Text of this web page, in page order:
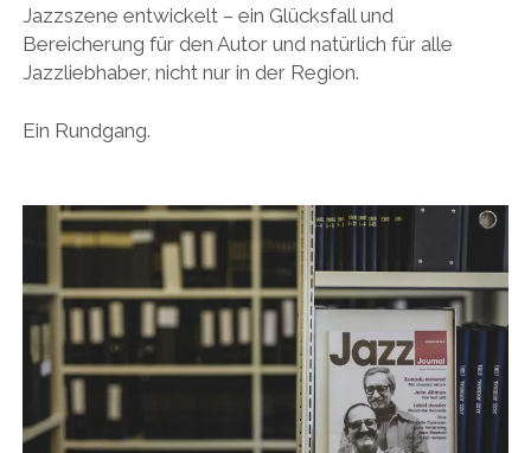
Jazzszene entwickelt – ein Glücksfall und
Bereicherung für den Autor und natürlich für alle
Jazzliebhaber, nicht nur in der Region.
Ein Rundgang.